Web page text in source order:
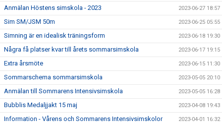
Anmälan Höstens simskola - 2023 2023-06-27 18:57
Sim SM/JSM 50m 2023-06-25 05:55
Simning är en idealisk träningsform 2023-06-18 19:30
Några få platser kvar till årets sommarsimskola 2023-06-17 19:15
Extra årsmöte 2023-06-15 11:30
Sommarschema sommarsimskola 2023-05-05 20:10
Anmälan till Sommarens Intensivsimskola 2023-05-05 16:28
Bubblis Medaljjakt 15 maj 2023-04-08 19:43
Information - Vårens och Sommarens Intensivsimskolor 2023-04-01 16:32